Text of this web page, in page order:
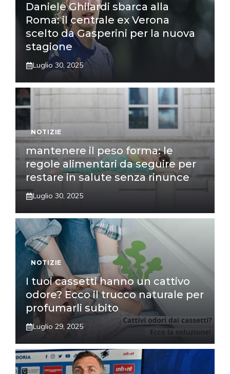
Daniele Ghilardi sbarca alla
Roma: il centrale ex Verona
scelto da Gasperini per la nuova
stagione
Luglio 30, 2025
NOTIZIE
mantenere il peso forma: le
regole alimentari da seguire per
restare in salute senza rinunce
Luglio 30, 2025
NOTIZIE
I tuoi cassetti hanno un cattivo
odore? Ecco il trucco naturale per
profumarli subito
Luglio 29, 2025